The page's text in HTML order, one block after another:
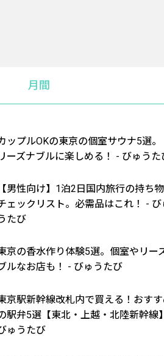
月間
ップルOKの東京の個室サウナ5選。
ーズナブルに楽しめる！ - びゅうた
男性向け】1泊2日国内旅行の持ち物
ェックリスト。必需品はこれ！ - び
たび
京の香水作り体験5選。個室やリー
ルなお店も！ - びゅうたび
京駅新幹線改札内で買える！おす
駅弁5選【東北・上越・北陸新幹線
ゅうたび